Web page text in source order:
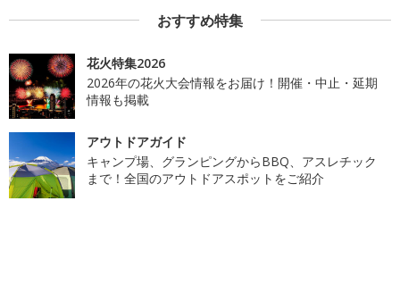
おすすめ特集
花火特集2026
2026年の花火大会情報をお届け！開催・中止・延期
情報も掲載
アウトドアガイド
キャンプ場、グランピングからBBQ、アスレチック
まで！全国のアウトドアスポットをご紹介